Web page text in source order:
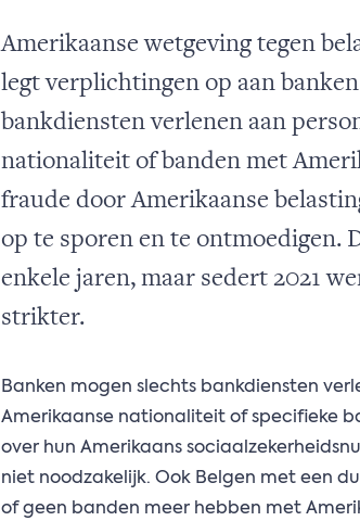
Amerikaanse wetgeving tegen
legt verplichtingen op aan
bankdiensten verlenen aan
nationaliteit of banden met
fraude door Amerikaanse
op te sporen en te ontmoedigen.
enkele jaren, maar sedert 2021
strikter.
Banken mogen slechts bankdiensten
Amerikaanse nationaliteit of specifieke
over hun Amerikaans
niet noodzakelijk. Ook Belgen met een
of geen banden meer hebben met